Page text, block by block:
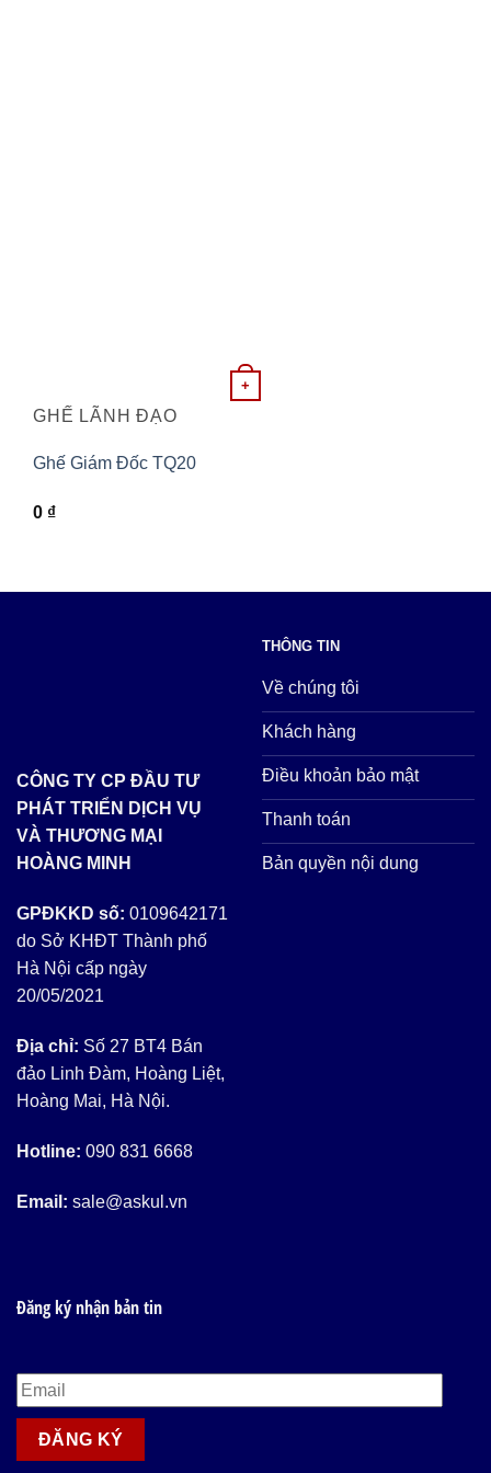
+
GHẾ LÃNH ĐẠO
Ghế Giám Đốc TQ20
0 ₫
CÔNG TY CP ĐẦU TƯ
PHÁT TRIỂN DỊCH VỤ
VÀ THƯƠNG MẠI
HOÀNG MINH
GPĐKKD số: 0109642171
do Sở KHĐT Thành phố
Hà Nội cấp ngày
20/05/2021
Địa chỉ: Số 27 BT4 Bán
đảo Linh Đàm, Hoàng Liệt,
Hoàng Mai, Hà Nội.
Hotline: 090 831 6668
Email: sale@askul.vn
THÔNG TIN
Về chúng tôi
Khách hàng
Điều khoản bảo mật
Thanh toán
Bản quyền nội dung
Đăng ký nhận bản tin